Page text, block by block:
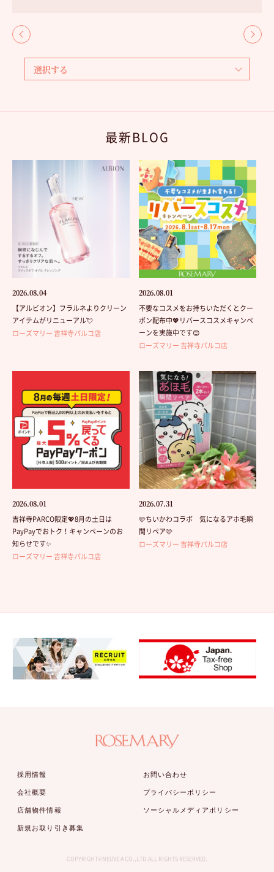
最新BLOG
2026.08.04
【アルビオン】フラルネよりクリーン
アイテムがリニューアル💘
ローズマリー 吉祥寺パルコ店
2026.08.01
不要なコスメをお持ちいただくとクー
ポン配布中💖リバースコスメキャンペ
ーンを実施中です😊
ローズマリー 吉祥寺パルコ店
2026.08.01
吉祥寺PARCO限定💖8月の土日は
PayPayでおトク！キャンペーンのお
知らせです✨
ローズマリー 吉祥寺パルコ店
2026.07.31
🩷ちいかわコラボ 気になるアホ毛瞬
間リペア🩷
ローズマリー 吉祥寺パルコ店
採用情報
会社概要
店舗物件情報
新規お取り引き募集
お問い合わせ
プライバシーポリシー
ソーシャルメディアポリシー
COPYRIGHT©NEUVE A CO.,LTD.ALL RIGHTS RESERVED.